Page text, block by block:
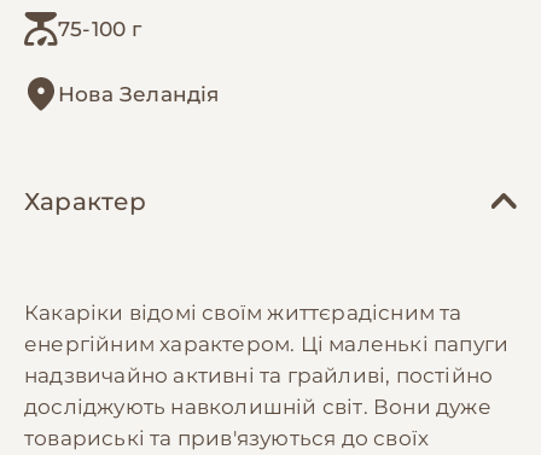
75-100 г
Нова Зеландія
Характер
Какаріки відомі своїм життєрадісним та
енергійним характером. Ці маленькі папуги
надзвичайно активні та грайливі, постійно
досліджують навколишній світ. Вони дуже
товариські та прив'язуються до своїх